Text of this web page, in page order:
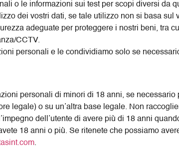
o le informazioni sui test per scopi diversi da
dei vostri dati, se tale utilizzo non si basa sul
adeguate per proteggere i nostri beni, tra
CCTV.
personali e le condividiamo solo se
personali di minori di 18 anni, se
legale) o su un’altra base legale. Non
dell’utente di avere più di 18 anni
18 anni o più. Se ritenete che possiamo
.